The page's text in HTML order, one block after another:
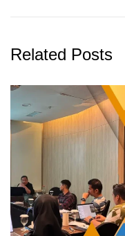
Related Posts